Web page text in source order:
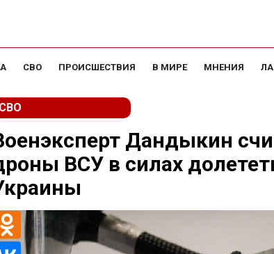
СВО ПРОИСШЕСТВИЯ В МИРЕ МНЕНИЯ
СВО
Дандыкин
ВСУ в силах